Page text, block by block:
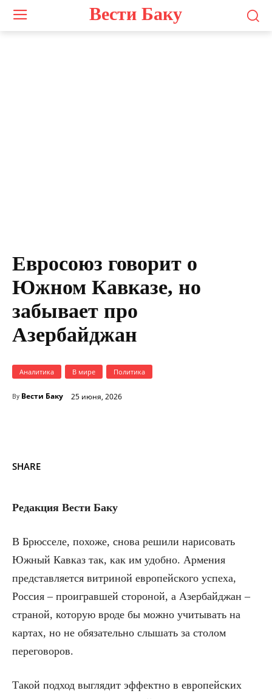
Вести Баку
Евросоюз говорит о
Южном Кавказе, но
забывает про
Азербайджан
Аналитика В мире Политика
By Вести Баку 25 июня, 2026
SHARE
Редакция Вести Баку
В Брюсселе, похоже, снова решили нарисовать
Южный Кавказ так, как им удобно. Армения
представляется витриной европейского успеха,
Россия – проигравшей стороной, а Азербайджан –
страной, которую вроде бы можно учитывать на
картах, но не обязательно слышать за столом
переговоров.
Такой подход выглядит эффектно в европейских